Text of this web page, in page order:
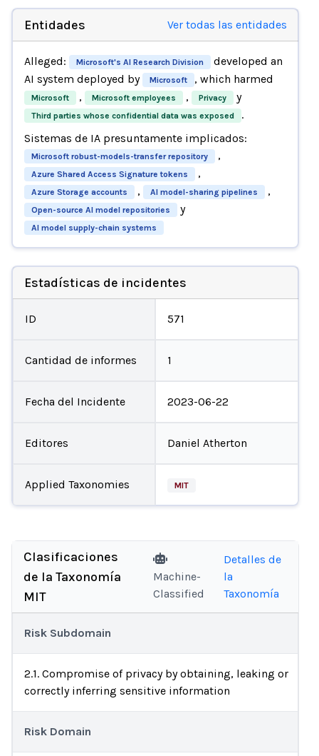
Entidades Ver todas las entidades
Alleged: Microsoft's AI Research Division
developed an
AI system deployed by
Microsoft , which harmed
Microsoft , Microsoft employees , Privacy y
Third parties whose confidential data was exposed
.
Sistemas de IA presuntamente implicados:
Microsoft robust-models-transfer repository ,
Azure Shared Access Signature tokens ,
Azure Storage accounts , AI model-sharing pipelines ,
Open-source AI model repositories y
AI model supply-chain systems
Estadísticas de incidentes
ID 571
Cantidad de informes 1
Fecha del Incidente 2023-06-22
Editores Daniel Atherton
Applied Taxonomies MIT
Clasificaciones
de la Taxonomía
MIT
Machine-
Classified
Detalles de
la
Taxonomía
Risk Subdomain
2.1. Compromise of privacy by obtaining, leaking or
correctly inferring sensitive information
Risk Domain